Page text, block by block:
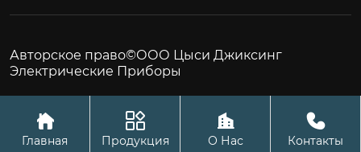
Авторское право©ООО Цыси Джиксинг
Электрические Приборы

Главная

Продукция

О Нас

Контакты